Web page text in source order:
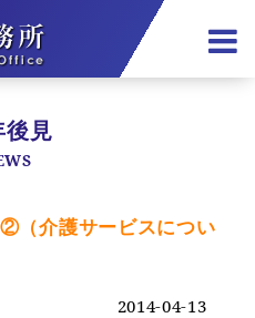
後見
（介護サービスについ
2014-04-13